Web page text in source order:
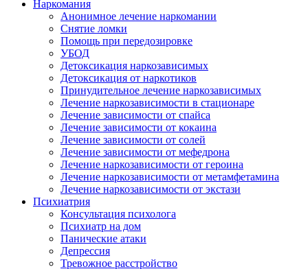
Наркомания
Анонимное лечение наркомании
Снятие ломки
Помощь при передозировке
УБОД
Детоксикация наркозависимых
Детоксикация от наркотиков
Принудительное лечение наркозависимых
Лечение наркозависимости в стационаре
Лечение зависимости от спайса
Лечение зависимости от кокаина
Лечение зависимости от солей
Лечение зависимости от мефедрона
Лечение наркозависимости от героина
Лечение наркозависимости от метамфетамина
Лечение наркозависимости от экстази
Психиатрия
Консультация психолога
Психиатр на дом
Панические атаки
Депрессия
Тревожное расстройство